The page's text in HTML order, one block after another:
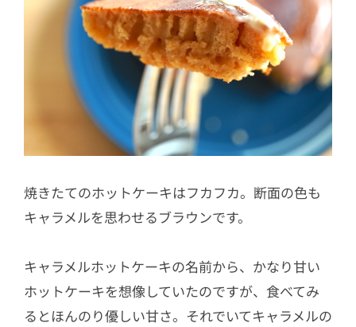
焼きたてのホットケーキはフカフカ。断面の色も
キャラメルを思わせるブラウンです。
キャラメルホットケーキの名前から、かなり甘い
ホットケーキを想像していたのですが、食べてみ
るとほんのり優しい甘さ。それでいてキャラメルの